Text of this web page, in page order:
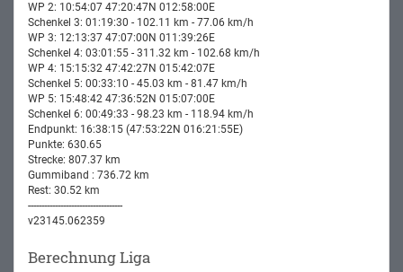
WP 2: 10:54:07 47:20:47N 012:58:00E
Schenkel 3: 01:19:30 - 102.11 km - 77.06 km/h
WP 3: 12:13:37 47:07:00N 011:39:26E
Schenkel 4: 03:01:55 - 311.32 km - 102.68 km/h
WP 4: 15:15:32 47:42:27N 015:42:07E
Schenkel 5: 00:33:10 - 45.03 km - 81.47 km/h
WP 5: 15:48:42 47:36:52N 015:07:00E
Schenkel 6: 00:49:33 - 98.23 km - 118.94 km/h
Endpunkt: 16:38:15 (47:53:22N 016:21:55E)
Punkte: 630.65
Strecke: 807.37 km
Gummiband : 736.72 km
Rest: 30.52 km
-----------------------------------
v23145.062359
Berechnung Liga